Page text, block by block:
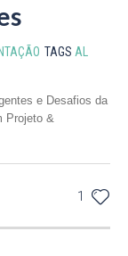
TAGS AL
e Desafios da
Projeto &
1